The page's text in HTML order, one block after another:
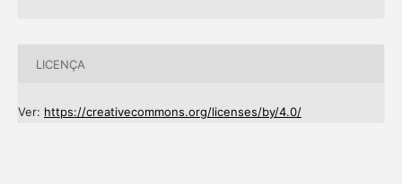
LICENÇA
Ver: https://creativecommons.org/licenses/by/4.0/